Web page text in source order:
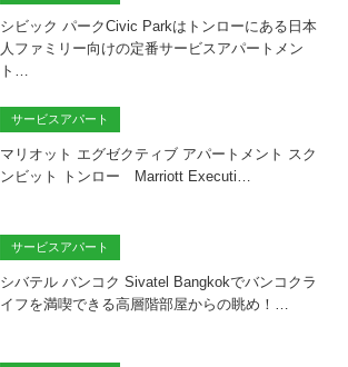
シビック パークCivic Parkはトンローにある日本
人ファミリー向けの定番サービスアパートメン
ト…
サービスアパート
マリオット エグゼクティブ アパートメント スク
ンビット トンロー Marriott Executi…
サービスアパート
シバテル バンコク Sivatel Bangkokでバンコクラ
イフを満喫できる高層階部屋からの眺め！…